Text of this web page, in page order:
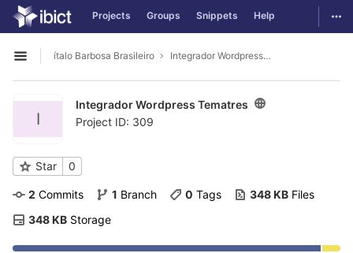
Skip to content
GitLab Projects Groups Snippets Help
Open sidebar
ítalo Barbosa Brasileiro Integrador Wordpress Tematres
I
Integrador Wordpress Tematres
Project ID: 309
Star 0
2 Commits 1 Branch 0 Tags 348 KB Files
348 KB Storage